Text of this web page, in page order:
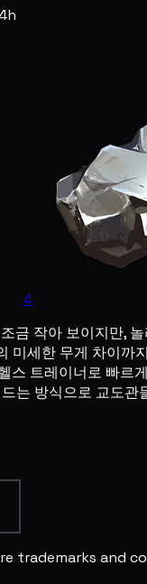
4
금 작아 보이지만,
미세한 무게 차이까
스 트레이너로 빠르
는 방식으로 교도관
trademarks and